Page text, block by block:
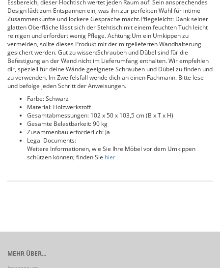
Essbereich, dieser Hochtisch wertet jeden Raum auf. Sein ansprechendes
Design lädt zum Entspannen ein, was ihn zur perfekten Wahl für intime
Zusammenkünfte und lockere Gespräche macht.Pflegeleicht: Dank seiner
glatten Oberfläche lässt sich der Stehtisch mit einem feuchten Tuch leicht
reinigen und erfordert wenig Pflege. Achtung:Um ein Umkippen zu
vermeiden, sollte dieses Produkt mit der mitgelieferten Wandhalterung
gesichert werden. Gut zu wissen:Schrauben und Dübel sind für die
Befestigung an der Wand nicht im Lieferumfang enthalten. Wir empfehlen
dir, speziell für deine Wände geeignete Schrauben und Dübel zu finden und
zu verwenden. Im Zweifelsfall wende dich an einen Fachmann. Bitte lese
und befolge jeden Schritt der Anweisungen.
Farbe: Schwarz
Material: Holzwerkstoff
Gesamtabmessungen: 102 x 50 x 103,5 cm (B x T x H)
Gesamte Belastbarkeit: 90 kg
Zusammenbau erforderlich: Ja
Legal Documents:
Weitere Informationen, wie Sie Ihre Möbel vor dem Umkippen
schützen können; finden Sie hier
MEHR ÜBER...